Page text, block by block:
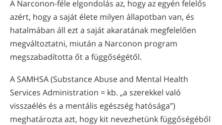
A Narconon-féle elgondolás az, hogy az egyén felelős
azért, hogy a saját élete milyen állapotban van, és
hatalmában áll ezt a saját akaratának megfelelően
megváltoztatni, miután a Narconon program
megszabadította őt a függőségétől.
A SAMHSA (Substance Abuse and Mental Health
Services Administration = kb. „a szerekkel való
visszaélés és a mentális egészség hatósága”)
meghatározta azt, hogy kit nevezhetünk függőségéből